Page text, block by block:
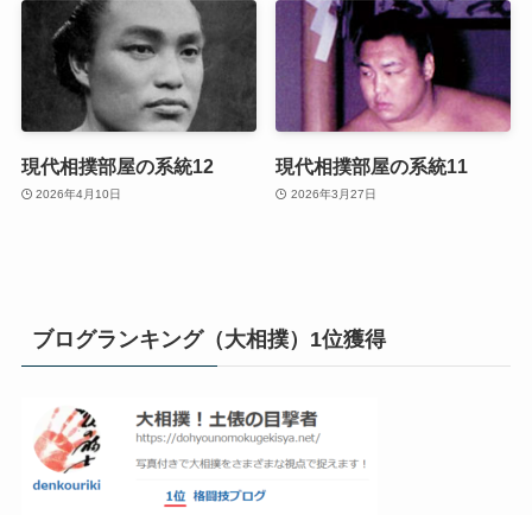
現代相撲部屋の系統12
2026年4月10日
現代相撲部屋の系統11
2026年3月27日
ブログランキング（大相撲）1位獲得